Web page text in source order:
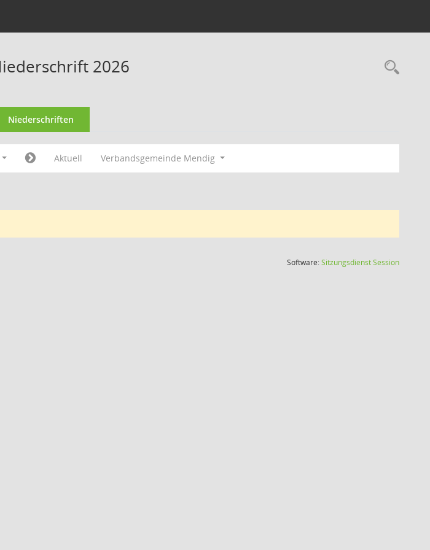
2026
Niederschriften
Aktuell Verbandsgemeinde Mendig
Software:SitzungsdienstSession(Wird in